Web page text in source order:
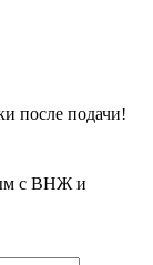
после подачи!
с ВНЖ и